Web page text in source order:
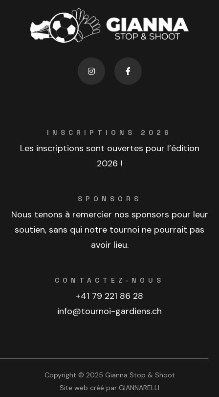
INSCRIPTIONS 2026
Les inscriptions sont ouvertes pour l’édition
2026 !
SPONSORS
Nous tenons à remercier nos sponsors pour leur
soutien, sans qui notre tournoi ne pourrait pas
avoir lieu.
CONTACTEZ-NOUS
+41 79 221 86 28
info@tournoi-gardiens.ch
Copyright © 2025 Gianna Stop & Shoot
Site web créé par GIANNARELLI